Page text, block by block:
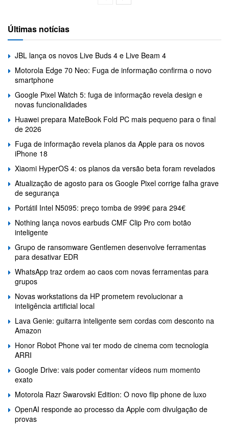
Últimas notícias
JBL lança os novos Live Buds 4 e Live Beam 4
Motorola Edge 70 Neo: Fuga de informação confirma o novo
smartphone
Google Pixel Watch 5: fuga de informação revela design e
novas funcionalidades
Huawei prepara MateBook Fold PC mais pequeno para o final
de 2026
Fuga de informação revela planos da Apple para os novos
iPhone 18
Xiaomi HyperOS 4: os planos da versão beta foram revelados
Atualização de agosto para os Google Pixel corrige falha grave
de segurança
Portátil Intel N5095: preço tomba de 999€ para 294€
Nothing lança novos earbuds CMF Clip Pro com botão
inteligente
Grupo de ransomware Gentlemen desenvolve ferramentas
para desativar EDR
WhatsApp traz ordem ao caos com novas ferramentas para
grupos
Novas workstations da HP prometem revolucionar a
inteligência artificial local
Lava Genie: guitarra inteligente sem cordas com desconto na
Amazon
Honor Robot Phone vai ter modo de cinema com tecnologia
ARRI
Google Drive: vais poder comentar vídeos num momento
exato
Motorola Razr Swarovski Edition: O novo flip phone de luxo
OpenAI responde ao processo da Apple com divulgação de
provas